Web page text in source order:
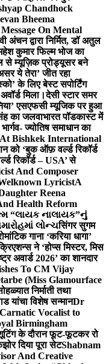
Chandhock
Bheema
On Mental
अंचन द्वारा निर्मित, डॉ अतुल
कुमार फिल्म भोज का
से म्यूज़िक प्रोड्यूसर बने
ये तेरा’ जीत रहा
के लिए बेस्ट सपोर्टिंग
मिला।देसी स्टार समर
एसएफसी म्यूजिक पर हुआ
का जलवाभारत पॉडकास्ट में
ज्योतिष समाधान का
Bishkek International
को ‘बुक ऑफ़ वर्ल्ड रिकॉर्ड
रिकॉर्ड – USA’ से
And Composer
LyricistA
Reena
Health Reform
“લાયક નાલાયક”નું
લોન્ચसिंगर सुगम
गाना ‘करिया धागा’
ने ‘होप्स मिस्टर, मिस
अवार्ड 2026’ का शानदार
To CM Vijay
(Miss Glamourface
निर्माती तथा
यांचा विशेष सन्मानDr
Vocalist to
Birmingham
के दौरान फूट-फूटकर रो
दिया पूरा सेटShabnam
And Creative